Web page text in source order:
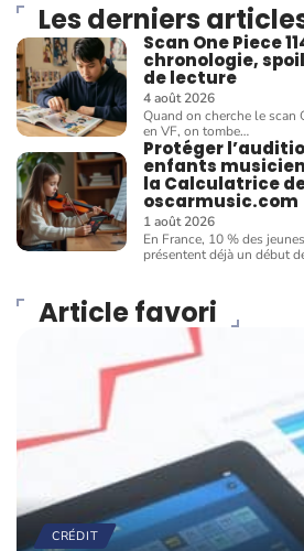
Les derniers
Scan One Piece
chronologie,
de lecture
4 août 2026
Quand on cherche le scan
en VF, on tombe…
Protéger
enfants
la Calculatrice
oscarmusic.com
1 août 2026
En France, 10 % des
présentent déjà un début
Article favori
CRÉDIT